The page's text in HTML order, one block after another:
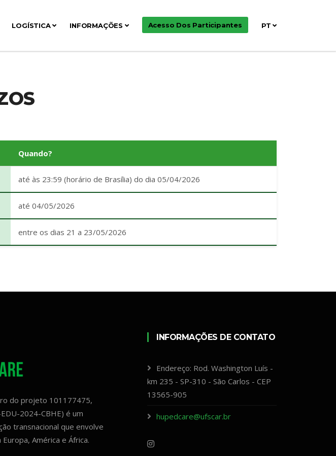
LOGÍSTICA INFORMAÇÕES Acesso Dos Participantes PT
Quando?
até às 23:59 (horário de Brasília) do dia 05/04/2026
até 04/05/2026
entre os dias 21 a 23/05/2026
do projeto 101177475,
2024-CBHE) é um
transnacional que envolve
América e África.
INFORMAÇÕES DE CONTATO
Endereço: Rod. Washington Luís -
km 235 - SP-310 - São Carlos - CEP
13565-905
hupedcare@ufscar.br